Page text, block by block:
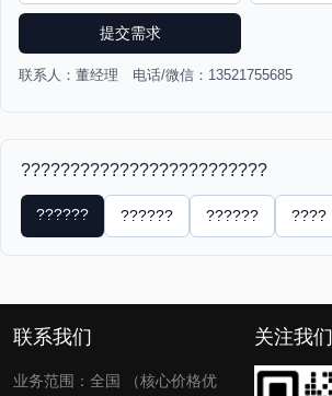
提交需求
联系人：董经理 电话/微信：13521755685
?????????????????????????
?????? ?????? ?????? ????
联系我们
业务范围：全国 （核心价格优
关注我们